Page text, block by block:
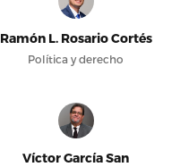
Ramón L. Rosario Cortés
Política y derecho
Víctor García San